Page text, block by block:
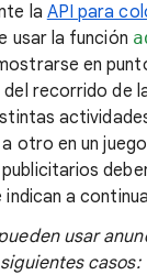
la API para
usar la función
en
recorrido de
otro en un
a
usar
casos: